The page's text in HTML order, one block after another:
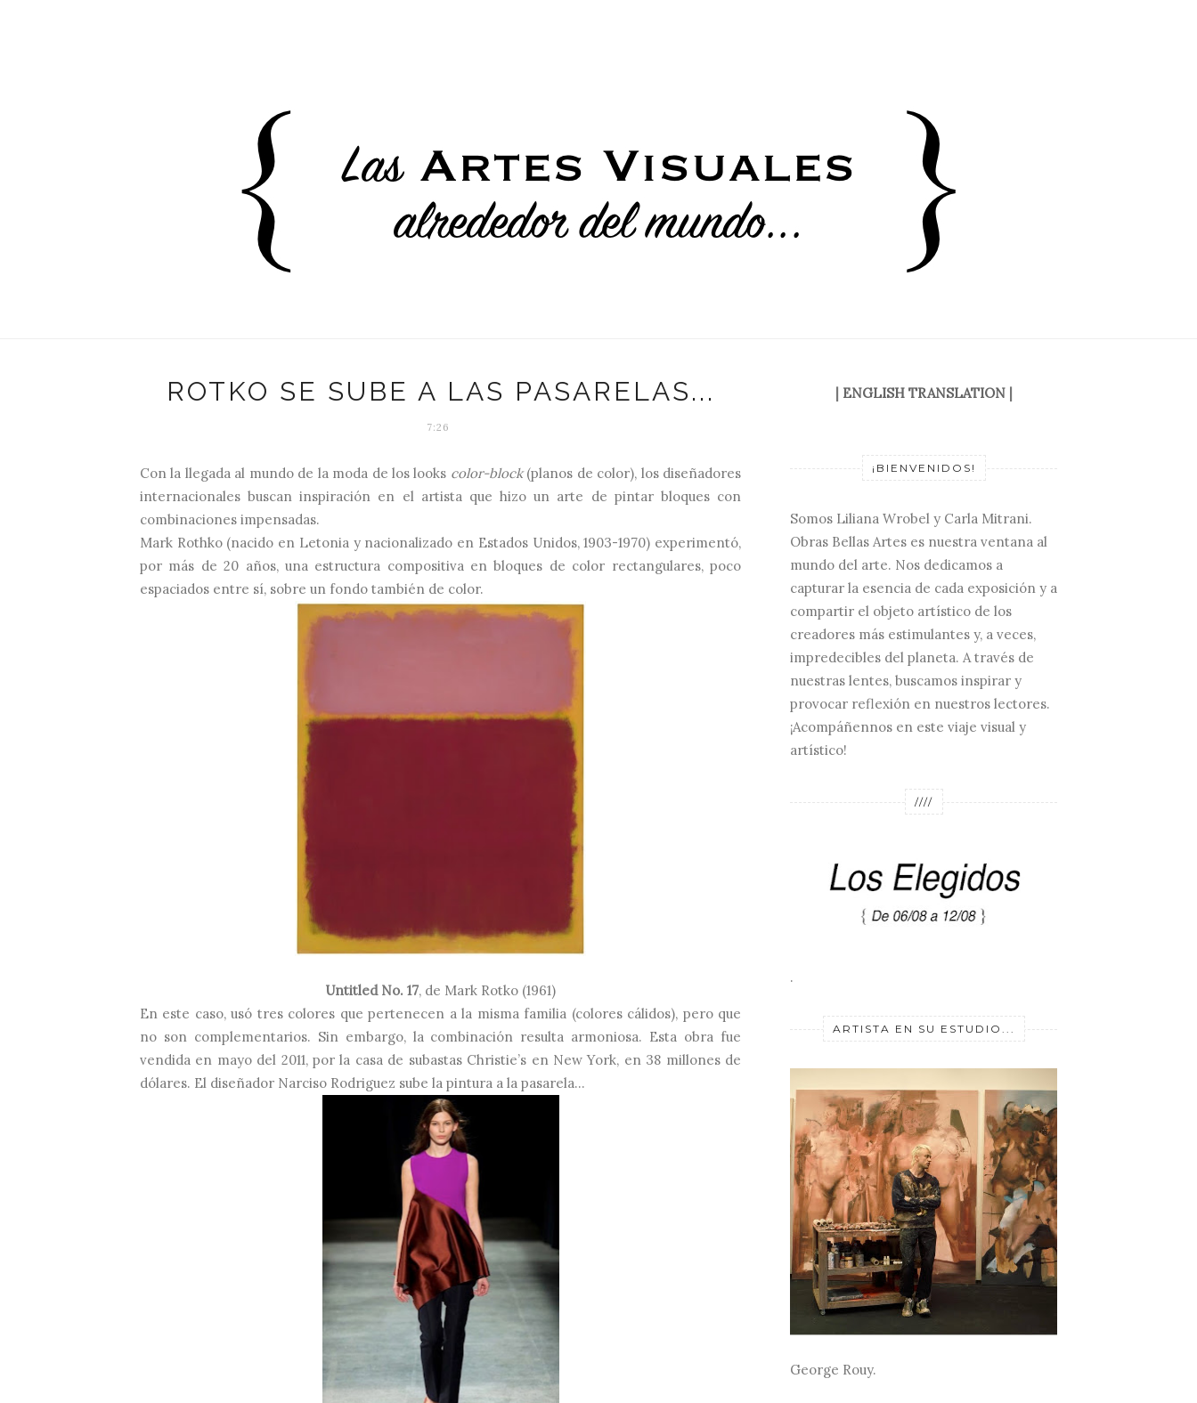
ROTKO SE SUBE A LAS PASARELAS...
7:26
Conla llegada al mundo de la moda de los looks color-block (planos de color), los diseñadores
internacionales buscan inspiración en el artista que hizo un arte de pintar bloques con
combinaciones impensadas.
Mark Rothko (nacido en Letonia y nacionalizado en Estados Unidos, 1903-1970) experimentó,
por más de 20 años, una estructura compositiva en bloques de color rectangulares, poco
espaciados entre sí, sobre un fondo también de color.
Untitled No. 17, de Mark Rotko (1961)
En este caso, usó tres colores que pertenecen a la misma familia (colores cálidos), pero que
no son complementarios. Sin embargo, la combinación resulta armoniosa. Esta obra fue
vendida en mayo del 2011, por la casa de subastas Christie’s en New York, en 38 millones de
dólares. El diseñador Narciso Rodriguez sube la pintura a la pasarela...
| ENGLISH TRANSLATION|
¡BIENVENIDOS!
Somos Liliana Wrobel y Carla Mitrani.
Obras Bellas Artes es nuestra ventana al
mundo del arte. Nos dedicamos a
capturar la esencia de cada exposición y a
compartir el objeto artístico de los
creadores más estimulantes y, a veces,
impredecibles del planeta. A través de
nuestras lentes, buscamos inspirar y
provocar reflexión en nuestros lectores.
¡Acompáñennos en este viaje visual y
artístico!
////
.
ARTISTA EN SU ESTUDIO...
George Rouy.